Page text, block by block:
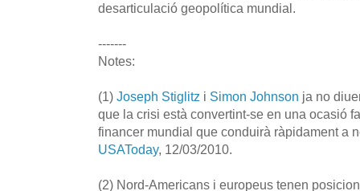
desarticulació geopolítica mundial.
-------
Notes:
(1) Joseph Stiglitz i Simon Johnson ja no
que la crisi està convertint-se en una ocasió
financer mundial que conduirà ràpidament a
USAToday, 12/03/2010.
(2) Nord-Americans i europeus tenen